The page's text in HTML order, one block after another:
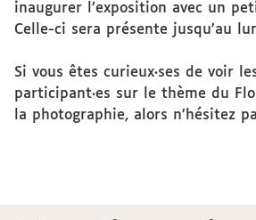
inaugurer l’exposition avec un
Celle-ci sera présente jusqu’au
Si vous êtes curieux·ses de voir
participant·es sur le thème du
la photographie, alors n’hésitez